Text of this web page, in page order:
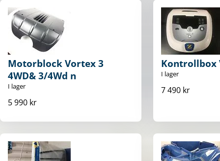
Motorblock Vortex 3
4WD& 3/4Wd n
I lager
5 990 kr
Kontrollbox
I lager
7 490 kr